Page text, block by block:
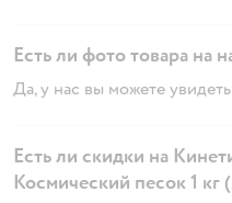
Есть ли фото товара на
Да, у нас вы можете
Есть ли скидки на
Космический песок 1 кг